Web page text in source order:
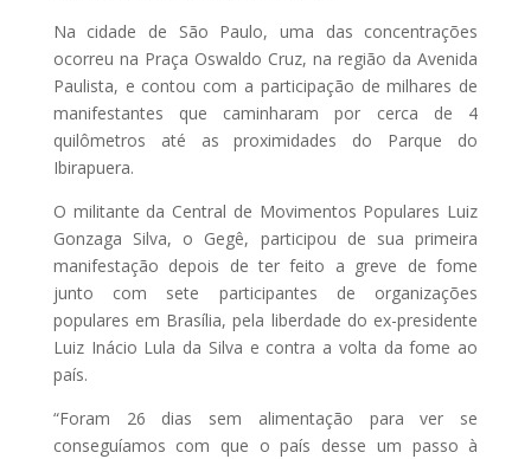
Na cidade de São Paulo, uma das concentrações
ocorreu na Praça Oswaldo Cruz, na região da Avenida
Paulista, e contou com a participação de milhares de
manifestantes que caminharam por cerca de 4
quilômetros até as proximidades do Parque do
Ibirapuera.
O militante da Central de Movimentos Populares Luiz
Gonzaga Silva, o Gegê, participou de sua primeira
manifestação depois de ter feito a greve de fome
junto com sete participantes de organizações
populares em Brasília, pela liberdade do ex-presidente
Luiz Inácio Lula da Silva e contra a volta da fome ao
país.
“Foram 26 dias sem alimentação para ver se
conseguíamos com que o país desse um passo à